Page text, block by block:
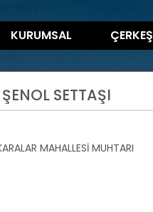
KURUMSAL ÇERKEŞ
ŞENOL SETTAŞI
MAHALLESİ MUHTARI